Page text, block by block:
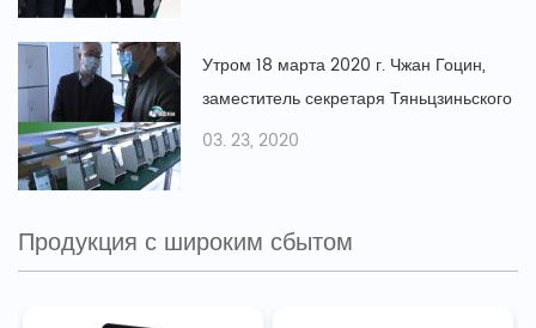
работы предприятий в период
эпидемии.
Утром 18 марта 2020 г. Чжан Гоцин,
заместитель секретаря Тяньцзиньского
городского партийного комитета и мэр
правительства, Се Юань, глава района
Дунли, и другие лидеры посетили
03. 23, 2020
Продукция с широким сбытом